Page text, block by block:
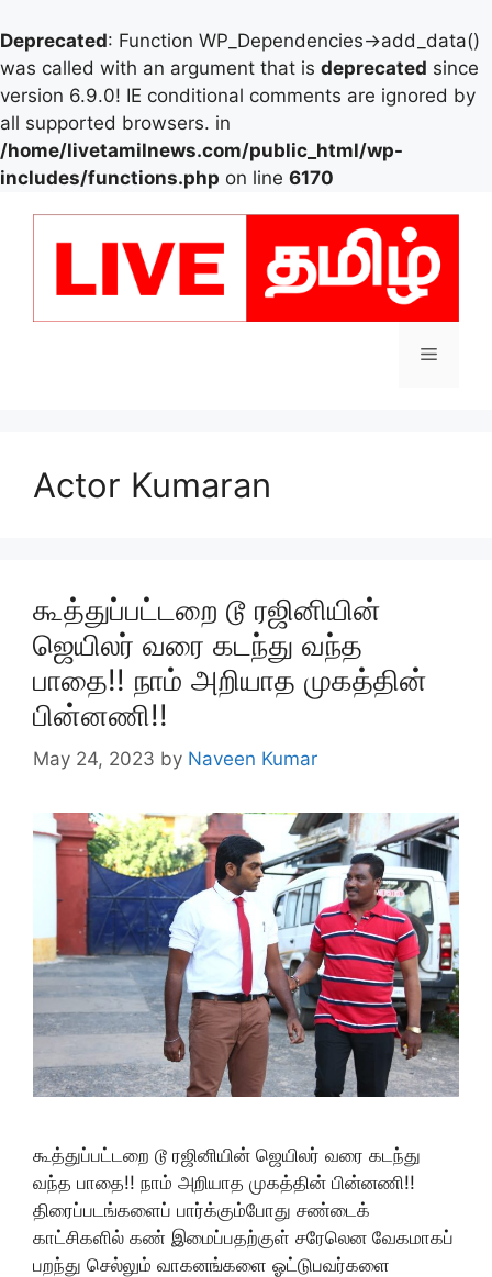
Deprecated: Function WP_Dependencies->add_data()
was called with an argument that is deprecated since
version 6.9.0! IE conditional comments are ignored by
all supported browsers. in
/home/livetamilnews.com/public_html/wp-
includes/functions.php on line 6170
Menu
Actor Kumaran
கூத்துப்பட்டறை டூ ரஜினியின்
ஜெயிலர் வரை கடந்து வந்த
பாதை!! நாம் அறியாத முகத்தின்
பின்னணி!!
May 24, 2023 by Naveen Kumar
கூத்துப்பட்டறை டூ ரஜினியின் ஜெயிலர் வரை கடந்து
வந்த பாதை!! நாம் அறியாத முகத்தின் பின்னணி!!
திரைப்படங்களைப் பார்க்கும்போது சண்டைக்
காட்சிகளில் கண் இமைப்பதற்குள் சரேலென வேகமாகப்
பறந்து செல்லும் வாகனங்களை ஓட்டுபவர்களை